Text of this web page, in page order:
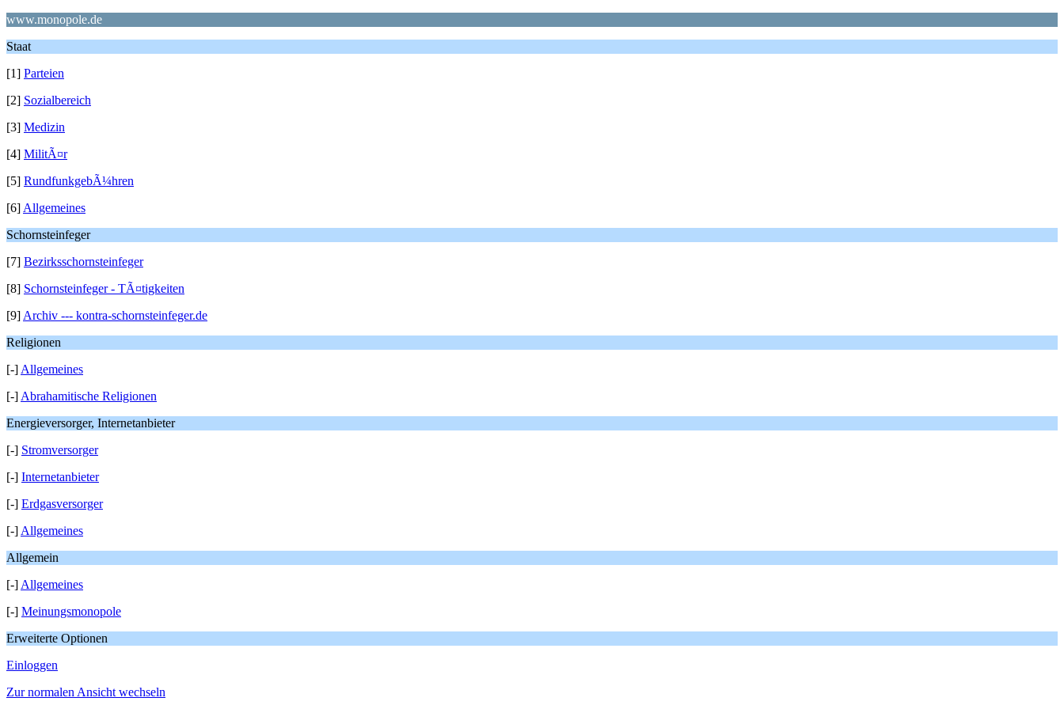
www.monopole.de
Staat
[1] Parteien
[2] Sozialbereich
[3] Medizin
[4] MilitÃ¤r
[5] RundfunkgebÃ¼hren
[6] Allgemeines
Schornsteinfeger
[7] Bezirksschornsteinfeger
[8] Schornsteinfeger - TÃ¤tigkeiten
[9] Archiv --- kontra-schornsteinfeger.de
Religionen
[-] Allgemeines
[-] Abrahamitische Religionen
Energieversorger, Internetanbieter
[-] Stromversorger
[-] Internetanbieter
[-] Erdgasversorger
[-] Allgemeines
Allgemein
[-] Allgemeines
[-] Meinungsmonopole
Erweiterte Optionen
Einloggen
Zur normalen Ansicht wechseln